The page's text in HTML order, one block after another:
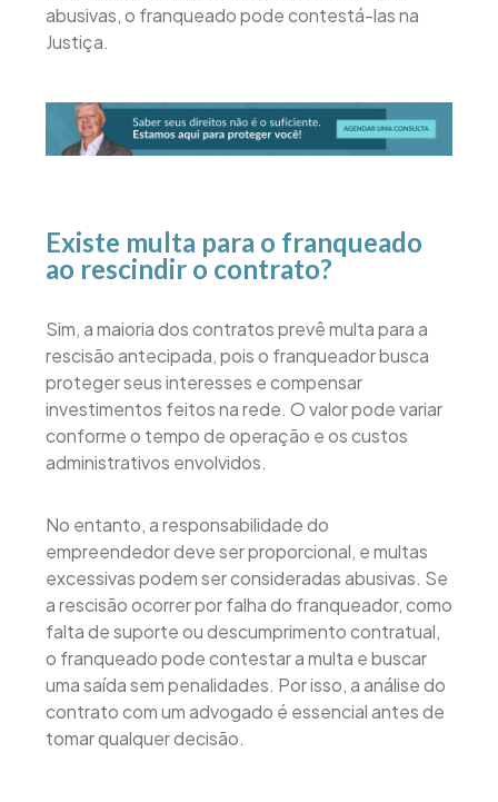
abusivas, o franqueado pode contestá-las na
Justiça.
Existe multa para o franqueado
ao rescindir o contrato?
Sim, a maioria dos contratos prevê multa para a
rescisão antecipada, pois o franqueador busca
proteger seus interesses e compensar
investimentos feitos na rede. O valor pode variar
conforme o tempo de operação e os custos
administrativos envolvidos.
No entanto, a responsabilidade do
empreendedor deve ser proporcional, e multas
excessivas podem ser consideradas abusivas. Se
a rescisão ocorrer por falha do franqueador, como
falta de suporte ou descumprimento contratual,
o franqueado pode contestar a multa e buscar
uma saída sem penalidades. Por isso, a análise do
contrato com um advogado é essencial antes de
tomar qualquer decisão.